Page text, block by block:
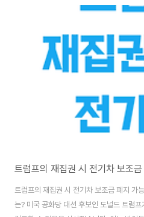
로 주목받고 있으며, 전기차 시장에 큰 변화
를 한몸에 받고 있습니다. 이 차량의 예상
약 3,268만 원)로, 전기차 시장에서 상당히
전기차의 가격 장벽..
트럼프의 재집권 시 전기차 보조금 폐지 가
는? 미국 공화당 대선 후보인 도널드 트럼